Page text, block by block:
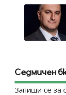
Седмичен
Запиши се за